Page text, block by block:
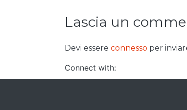
Lascia un
Devi essere connesso per
Connect with: